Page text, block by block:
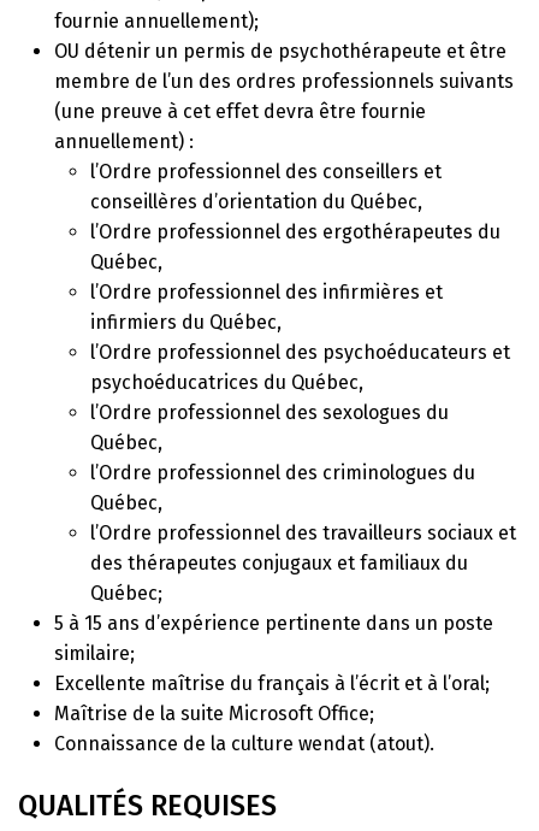
fournie annuellement);
OU détenir un permis de psychothérapeute et être
membre de l’un des ordres professionnels suivants
(une preuve à cet effet devra être fournie
annuellement) :
l’Ordre professionnel des conseillers et
conseillères d’orientation du Québec,
l’Ordre professionnel des ergothérapeutes du
Québec,
l’Ordre professionnel des infirmières et
infirmiers du Québec,
l’Ordre professionnel des psychoéducateurs et
psychoéducatrices du Québec,
l’Ordre professionnel des sexologues du
Québec,
l’Ordre professionnel des criminologues du
Québec,
l’Ordre professionnel des travailleurs sociaux et
des thérapeutes conjugaux et familiaux du
Québec;
5 à 15 ans d’expérience pertinente dans un poste
similaire;
Excellente maîtrise du français à l’écrit et à l’oral;
Maîtrise de la suite Microsoft Office;
Connaissance de la culture wendat (atout).
QUALITÉS REQUISES